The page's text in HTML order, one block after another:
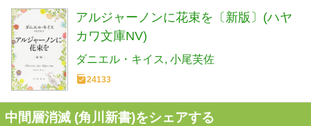
アルジャーノンに花束を〔新版〕(ハヤ
カワ文庫NV)
ダニエル・キイス 小尾芙佐
24133
中間層消滅 (角川新書)をシェアする